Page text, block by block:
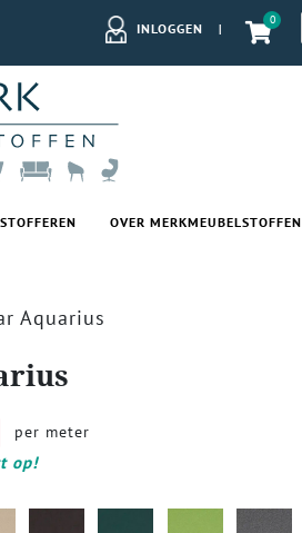
INLOGGEN |
0
OVER MERKMEUBELSTOFFEN
Aquarius
per meter
op!